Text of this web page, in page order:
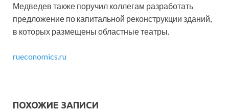
Медведев также поручил коллегам разработать
предложение по капитальной реконструкции зданий,
в которых размещены областные театры.
rueconomics.ru
ПОХОЖИЕ ЗАПИСИ